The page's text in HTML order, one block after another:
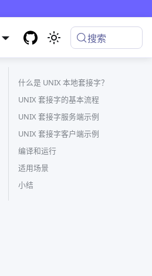
搜索
什么是 UNIX 本地套接字？
UNIX 套接字的基本流程
UNIX 套接字服务端示例
UNIX 套接字客户端示例
编译和运行
适用场景
小结